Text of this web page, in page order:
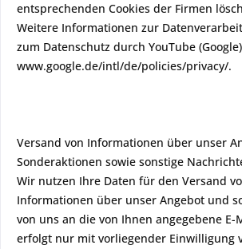
entsprechenden Cookies der Firmen
Weitere Informationen zur
zum Datenschutz durch YouTube
www.google.de/intl/de/policies/privacy/.
Versand von Informationen über unser
Sonderaktionen sowie sonstige
Wir nutzen Ihre Daten für den Versand
Informationen über unser Angebot und
von uns an die von Ihnen angegebene E-
erfolgt nur mit vorliegender Einwilligung